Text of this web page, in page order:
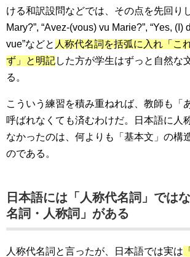
ける和訳設問などでは、その点を先回り
Mary?”, “Avez-(vous) vu Marie?”, “Yes, (I)
vue”などと 人称代名詞を括弧に入れ「こ
ず」と明記した方が学生はずっと自然な
る。
こういう練習を積み重ねれば、教師も「
呼ばれなくても済むわけだ。日本語に人
なかったのは、何よりも「基本文」の構
のである。
日本語には「人称代名詞」では
名詞・人称詞」がある
人称代名詞と言ったが、日本語では実は